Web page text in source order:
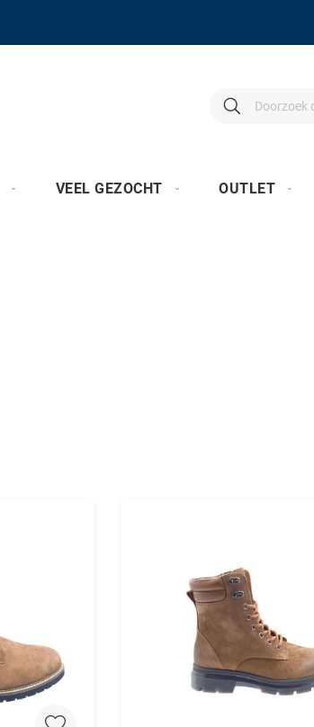
Search
Search
VEEL GEZOCHT OUTLET